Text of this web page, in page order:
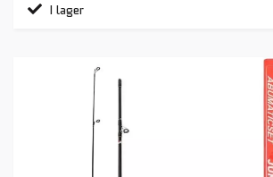
I lager